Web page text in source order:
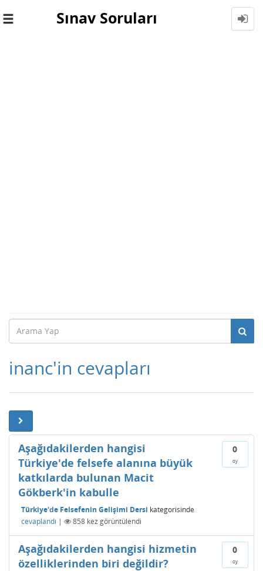
Toggle
Sınav Soruları
inanc'in cevapları
0
oy
Aşağıdakilerden hangisi
Türkiye'de felsefe alanına büyük
katkılarda bulunan Macit
Gökberk'in kabulle
Türkiye'de Felsefenin Gelişimi Dersi kategorisinde
cevaplandı | 858 kez görüntülendi
0
oy
Aşağıdakilerden hangisi hizmetin
özelliklerinden biri değildir?